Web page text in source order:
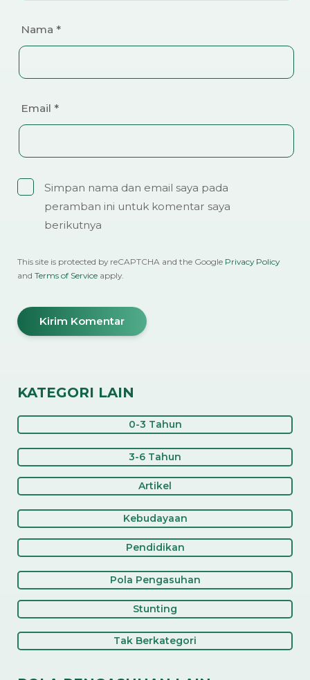
Nama *
Email *
Simpan nama dan email saya pada
peramban ini untuk komentar saya
berikutnya
This site is protected by reCAPTCHA and the Google Privacy Policy
and Terms of Service apply.
KATEGORI LAIN
0-3 Tahun
3-6 Tahun
Artikel
Kebudayaan
Pendidikan
Pola Pengasuhan
Stunting
Tak Berkategori